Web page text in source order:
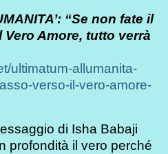
“Se non fate il
Amore, tutto verrà
ultimatum-allumanita-
verso-il-vero-amore-
di Isha Babaji
profondità il vero perché